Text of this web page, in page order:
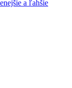
a ľahšie